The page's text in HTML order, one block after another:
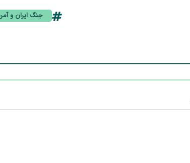
جنگ ایران و